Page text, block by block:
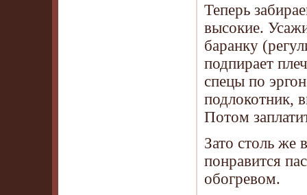
Теперь
высокие.
баранку
подпирает
спецы по
подлокотник,
Потом
Зато столь же
понравится
обогревом.